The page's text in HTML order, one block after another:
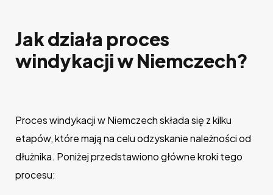
Jak działa proces
windykacji w Niemczech?
Proces windykacji w Niemczech składa się z kilku
etapów, które mają na celu odzyskanie należności od
dłużnika. Poniżej przedstawiono główne kroki tego
procesu: